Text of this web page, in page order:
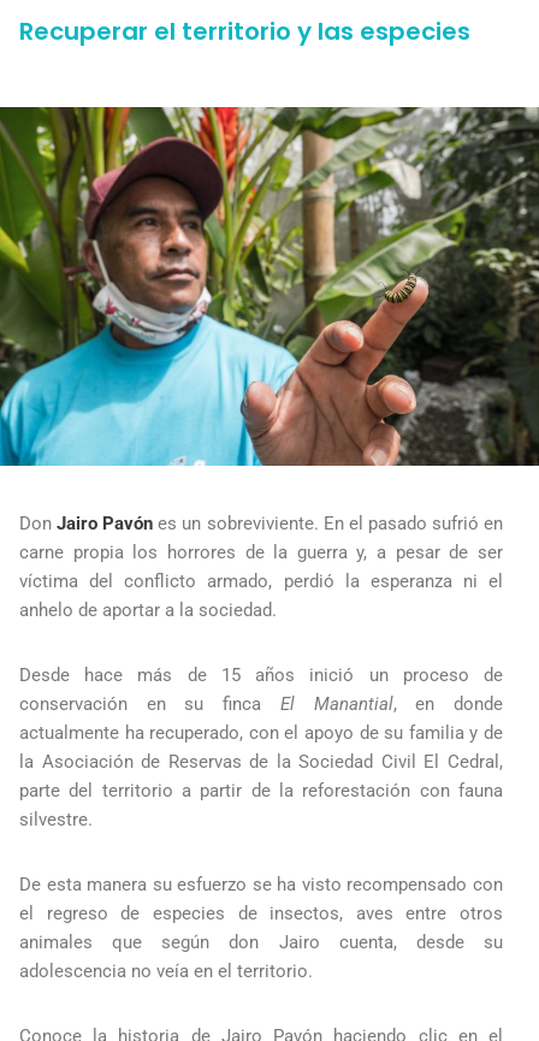
Recuperar el territorio y las especies
DonJairo Pavón es un sobreviviente. En el pasado sufrió en
carne propia los horrores de la guerra y, a pesar de ser
víctima del conflicto armado, perdió la esperanza ni el
anhelo de aportar a la sociedad.
Desde hace más de 15 años inició un proceso de
conservación en su finca El Manantial, en donde
actualmente ha recuperado, con el apoyo de su familia y de
la Asociación de Reservas de la Sociedad Civil El Cedral,
parte del territorio a partir de la reforestación con fauna
silvestre.
De esta manera su esfuerzo se ha visto recompensado con
el regreso de especies de insectos, aves entre otros
animales que según don Jairo cuenta, desde su
adolescencia no veía en el territorio.